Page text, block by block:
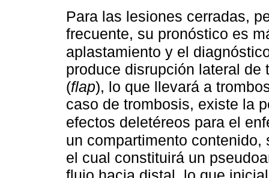
Para las lesiones cerradas,
frecuente, su pronóstico es
aplastamiento y el
produce disrupción lateral
(flap), lo que llevará a
caso de trombosis, existe la
efectos deletéreos para el
un compartimento
el cual constituirá un